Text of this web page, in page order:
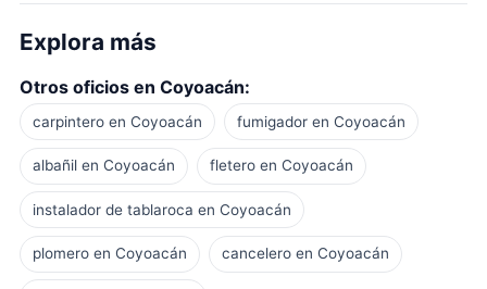
Explora más
Otros oficios en Coyoacán:
carpintero en Coyoacán fumigador en Coyoacán
albañil en Coyoacán fletero en Coyoacán
instalador de tablaroca en Coyoacán
plomero en Coyoacán cancelero en Coyoacán